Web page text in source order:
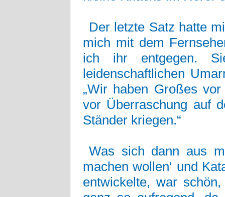
Der letzte Satz hatte
mich mit dem
ich ihr entgegen.
leidenschaftlichen
„Wir haben Großes
vor Überraschung auf
Ständer kriegen.“
Was sich dann aus
machen wollen‘ und
entwickelte, war